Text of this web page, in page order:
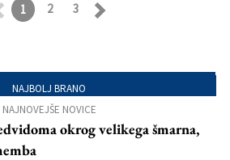
1 2 3
NAJBOLJ BRANO
NAJNOVEJŠE NOVICE
okrog velikega šmarna,